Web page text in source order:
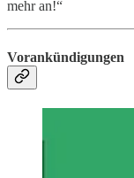
mehr an!“
Vorankündigungen